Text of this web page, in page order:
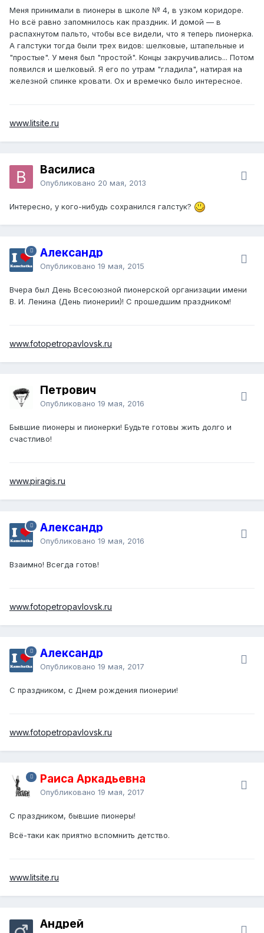
Меня принимали в пионеры в школе № 4, в узком коридоре.
Но всё равно запомнилось как праздник. И домой — в
распахнутом пальто, чтобы все видели, что я теперь пионерка.
А галстуки тогда были трех видов: шелковые, штапельные и
"простые". У меня был "простой". Концы закручивались... Потом
появился и шелковый. Я его по утрам "гладила", натирая на
железной спинке кровати. Ох и времечко было интересное.
www.litsite.ru
Василиса
Опубликовано 20 мая, 2013
Интересно, у кого-нибудь сохранился галстук?
Александр
Опубликовано 19 мая, 2015
Вчера был День Всесоюзной пионерской организации имени
В. И. Ленина (День пионерии)! С прошедшим праздником!
www.fotopetropavlovsk.ru
Петрович
Опубликовано 19 мая, 2016
Бывшие пионеры и пионерки! Будьте готовы жить долго и
счастливо!
www.piragis.ru
Александр
Опубликовано 19 мая, 2016
Взаимно! Всегда готов!
www.fotopetropavlovsk.ru
Александр
Опубликовано 19 мая, 2017
С праздником, с Днем рождения пионерии!
www.fotopetropavlovsk.ru
Раиса Аркадьевна
Опубликовано 19 мая, 2017
С праздником, бывшие пионеры!
Всё-таки как приятно вспомнить детство.
www.litsite.ru
Андрей